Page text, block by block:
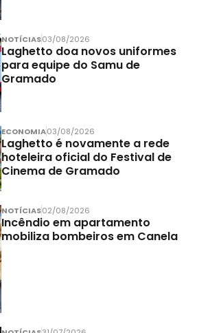
NOTÍCIAS03/08/2026
Laghetto doa novos uniformes
para equipe do Samu de
Gramado
ECONOMIA03/08/2026
Laghetto é novamente a rede
hoteleira oficial do Festival de
Cinema de Gramado
NOTÍCIAS02/08/2026
Incêndio em apartamento
mobiliza bombeiros em Canela